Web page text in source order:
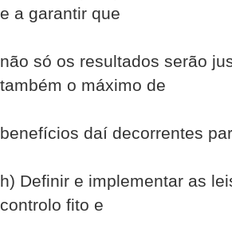
e a garantir que
não só os resultados serão
também o máximo de
benefícios daí decorrentes
h) Definir e implementar as
controlo fito e